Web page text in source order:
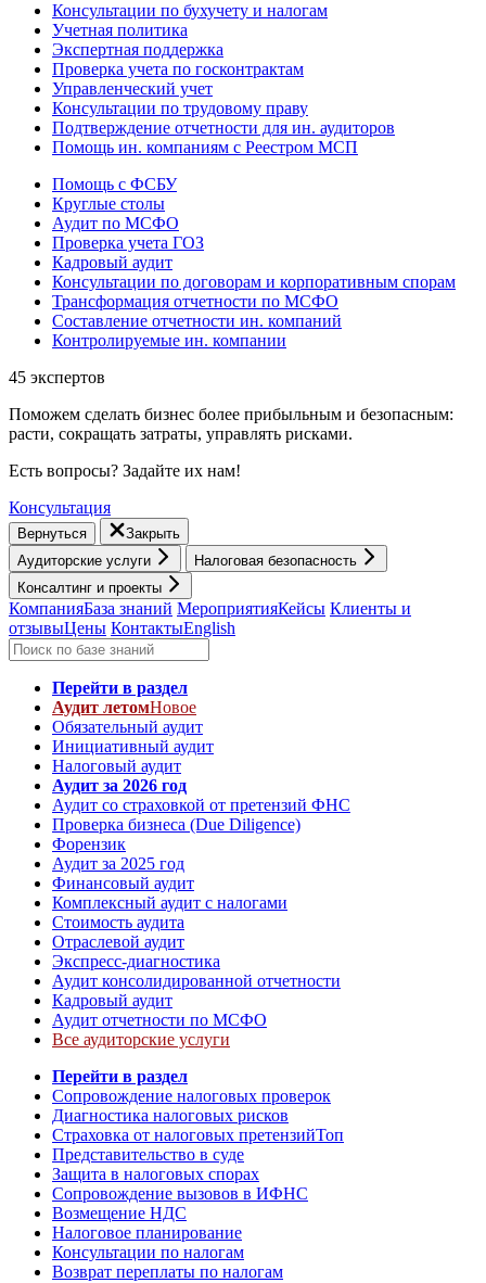
Консультации по бухучету и налогам
Учетная политика
Экспертная поддержка
Проверка учета по госконтрактам
Управленческий учет
Консультации по трудовому праву
Подтверждение отчетности для ин. аудиторов
Помощь ин. компаниям с Реестром МСП
Помощь с ФСБУ
Круглые столы
Аудит по МСФО
Проверка учета ГОЗ
Кадровый аудит
Консультации по договорам и корпоративным спорам
Трансформация отчетности по МСФО
Составление отчетности ин. компаний
Контролируемые ин. компании
45 экспертов
Поможем сделать бизнес более прибыльным и безопасным:
расти, cокращать затраты, управлять рисками.
Есть вопросы? Задайте их нам!
Консультация
Вернуться
Закрыть
Аудиторские услуги
Налоговая безопасность
Консалтинг и проекты
КомпанияБаза знаний МероприятияКейсы Клиенты и
отзывыЦены КонтактыEnglish
Перейти в раздел
Аудит летомНовое
Обязательный аудит
Инициативный аудит
Налоговый аудит
Аудит за 2026 год
Аудит со страховкой от претензий ФНС
Проверка бизнеса (Due Diligence)
Форензик
Аудит за 2025 год
Финансовый аудит
Комплексный аудит с налогами
Стоимость аудита
Отраслевой аудит
Экспресс-диагностика
Аудит консолидированной отчетности
Кадровый аудит
Аудит отчетности по МСФО
Все аудиторские услуги
Перейти в раздел
Сопровождение налоговых проверок
Диагностика налоговых рисков
Страховка от налоговых претензийТоп
Представительство в суде
Защита в налоговых спорах
Сопровождение вызовов в ИФНС
Возмещение НДС
Налоговое планирование
Консультации по налогам
Возврат переплаты по налогам